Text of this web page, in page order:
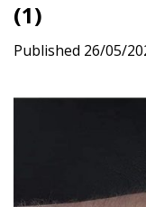
(1)
Published 26/05/